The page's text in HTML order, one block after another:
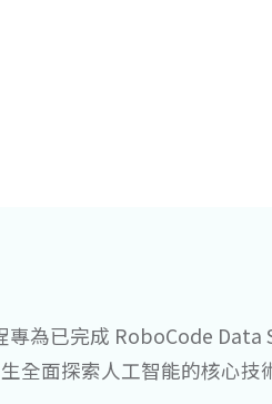
為已完成 RoboCode Data
全面探索人工智能的核心技